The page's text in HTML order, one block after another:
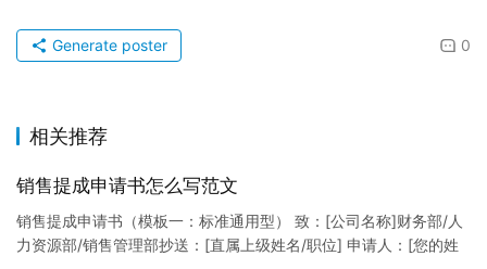
0
Generate poster
相关推荐
销售提成申请书怎么写范文
销售提成申请书（模板一：标准通用型） 致：[公司名称]财务部/人
力资源部/销售管理部抄送：[直属上级姓名/职位] 申请人：[您的姓